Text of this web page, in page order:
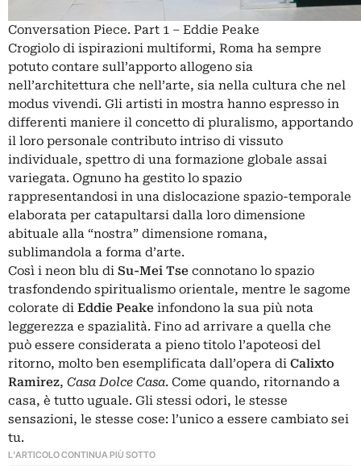
Conversation Piece. Part 1 – Eddie Peake
Crogiolo di ispirazioni multiformi, Roma ha sempre
potuto contare sull’apporto allogeno sia
nell’architettura che nell’arte, sia nella cultura che nel
modus vivendi. Gli artisti in mostra hanno espresso in
differenti maniere il concetto di pluralismo, apportando
il loro personale contributo intriso di vissuto
individuale, spettro di una formazione globale assai
variegata. Ognuno ha gestito lo spazio
rappresentandosi in una dislocazione spazio-temporale
elaborata per catapultarsi dalla loro dimensione
abituale alla “nostra” dimensione romana,
sublimandola a forma d’arte.
Così i neon blu di Su-Mei Tse connotano lo spazio
trasfondendo spiritualismo orientale, mentre le sagome
colorate di Eddie Peake infondono la sua più nota
leggerezza e spazialità. Fino ad arrivare a quella che
può essere considerata a pieno titolo l’apoteosi del
ritorno, molto ben esemplificata dall’opera di Calixto
Ramirez, Casa Dolce Casa. Come quando, ritornando a
casa, è tutto uguale. Gli stessi odori, le stesse
sensazioni, le stesse cose: l’unico a essere cambiato sei
tu.
L'ARTICOLO CONTINUA PIÙ SOTTO